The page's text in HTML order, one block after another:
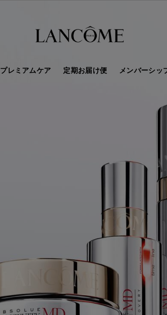
プレミアムケア 定期お届け便 メンバーシッ